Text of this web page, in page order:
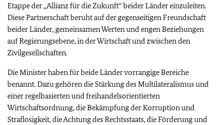
Etappe der „Allianz für die Zukunft“ beider Länder einzuleiten.
Diese Partnerschaft beruht auf der gegenseitigen Freundschaft
beider Länder, gemeinsamen Werten und engen Beziehungen
auf Regierungsebene, in der Wirtschaft und zwischen den
Zivilgesellschaften.
Die Minister haben für beide Länder vorrangige Bereiche
benannt. Dazu gehören die Stärkung des Multilateralismus und
einer regelbasierten und freihandelsorientierten
Wirtschaftsordnung, die Bekämpfung der Korruption und
Straflosigkeit, die Achtung des Rechtsstaats, die Förderung und